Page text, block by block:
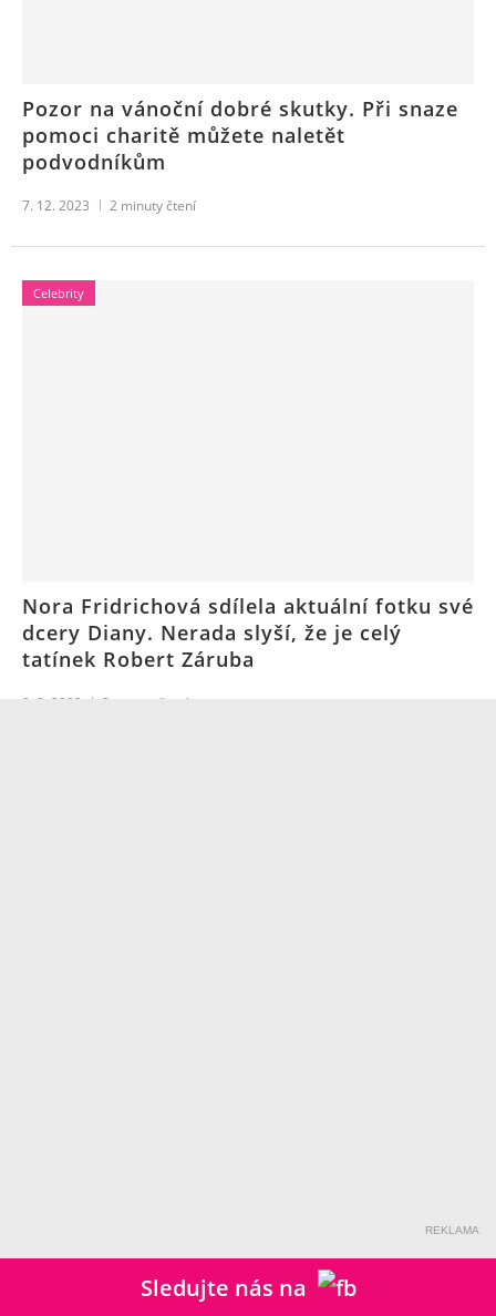
Pozor na vánoční dobré skutky. Při snaze
pomoci charitě můžete naletět
podvodníkům
7. 12. 2023 2 minuty čtení
Celebrity
Nora Fridrichová sdílela aktuální fotku své
dcery Diany. Nerada slyší, že je celý
tatínek Robert Záruba
9. 9. 2022 2 minuty čtení
REKLAMA
Sledujte nás na